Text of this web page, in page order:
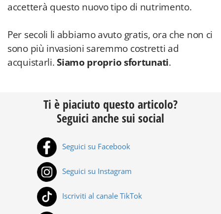
accetterà questo nuovo tipo di nutrimento.
Per secoli li abbiamo avuto gratis, ora che non ci
sono più invasioni saremmo costretti ad
acquistarli.Siamo proprio sfortunati.
Ti è piaciuto questo articolo?
Seguici anche sui social
Seguici su Facebook
Seguici su Instagram
Iscriviti al canale TikTok